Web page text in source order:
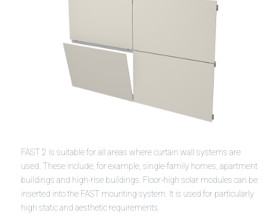
FAST 2 is suitable for all areas where curtain wall systems are
used. These include, for example, single-family homes, apartment
buildings and high-rise buildings. Floor-high solar modules can be
inserted into the FAST mounting system. It is used for particularly
high static and aesthetic requirements.